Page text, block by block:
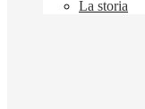
La storia